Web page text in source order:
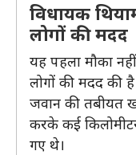
विधायक
लोगों की मदद
यह पहला मौका
लोगों की मदद की
जवान की तबीयत
करके कई
गए थे।